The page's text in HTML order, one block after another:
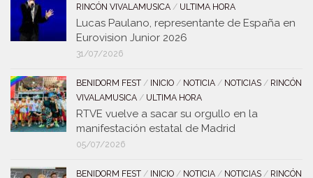
RINCÓN VIVALAMUSICA / ULTIMA HORA
Lucas Paulano, representante de España en
Eurovision Junior 2026
31/07/2026
BENIDORM FEST / INICIO / NOTICIA / NOTICIAS / RINCÓN
VIVALAMUSICA / ULTIMA HORA
RTVE vuelve a sacar su orgullo en la
manifestación estatal de Madrid
05/07/2026
BENIDORM FEST / INICIO / NOTICIA / NOTICIAS / RINCÓN